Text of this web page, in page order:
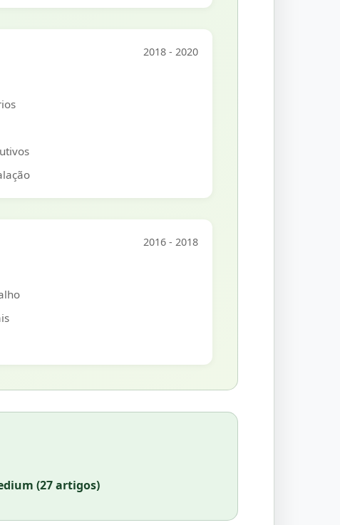
2018 - 2020
2016 - 2018
(27 artigos)